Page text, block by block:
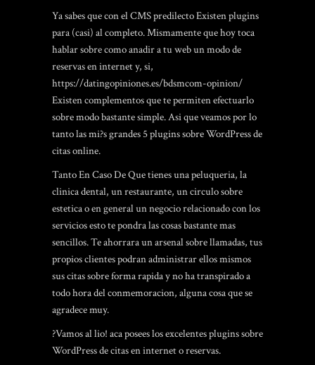
Ya sabes que con el CMS predilecto Existen plugins
para (casi) al completo. Mismamente que hoy toca
hablar sobre como anadir a tu web un modo de
reservas en internet y, si,
https://datingopiniones.es/bdsmcom-opinion/
Existen complementos que te permiten efectuarlo
sobre modo bastante simple. Asi que veamos por lo
tanto las mi?s grandes 5 plugins sobre WordPress de
citas online.
Tanto En Caso De Que tienes una peluqueria, la
clinica dental, un restaurante, un circulo sobre
estetica o en general un negocio relacionado con los
servicios esto te pondra las cosas bastante mas
sencillos. Te ahorrara un arsenal sobre llamadas, tus
propios clientes podran administrar ellos mismos
sus citas sobre forma rapida y no ha transpirado a
todo hora del conmemoracion, alguna cosa que se
agradece muy.
?Vamos al lio! aca posees los excelentes plugins sobre
WordPress de citas en internet o reservas.